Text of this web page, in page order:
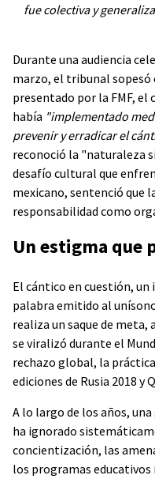
fue colectiva y
Durante una audiencia
marzo, el tribunal
presentado por la FMF, el
había "implementado
prevenir y erradicar el
reconoció la "naturaleza
desafío cultural que
mexicano, sentenció que
responsabilidad como
Un estigma que
El cántico en cuestión,
palabra emitido al
realiza un saque de
se viralizó durante el
rechazo global, la
ediciones de Rusia 2018 y
A lo largo de los años,
ha ignorado
concientización, las
los programas